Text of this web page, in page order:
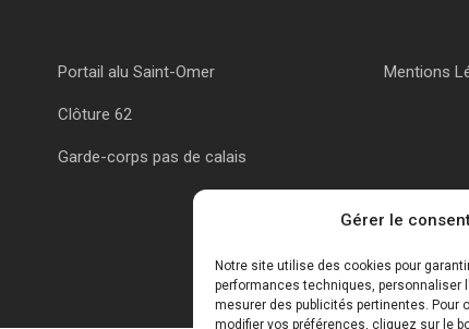
Gérer le
Notre site utilise des cookies pour
performances techniques, personnaliser
mesurer des publicités pertinentes. Pour
modifier vos préférences, cliquez sur le
Portail alu Saint-Omer
Clôture 62
Garde-corps pas de calais
Mentions